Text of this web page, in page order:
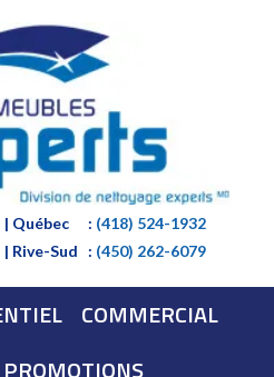
| Québec : (418) 524-1932
| Rive-Sud : (450) 262-6079
COMMERCIAL
PROMOTIONS